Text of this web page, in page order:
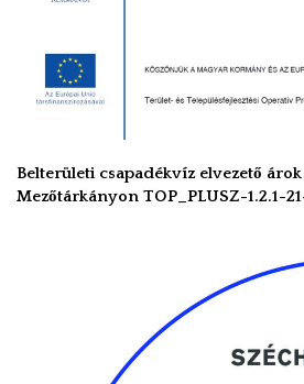
Belterületi csapadékvíz elvezető
Mezőtárkányon TOP_PLUSZ-1.2.1-